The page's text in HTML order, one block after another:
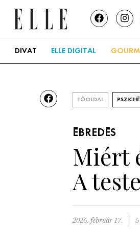
DIVAT ELLE DIGITAL
FŐOLDAL PSZICHÉ
ÉBREDÉS
Miért
A
2026. február 17.